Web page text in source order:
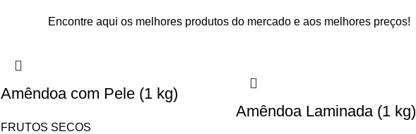
Encontre aqui os melhores produtos do mercado e aos melhores preços!
Amêndoa com Pele (1 kg)
FRUTOS SECOS
Amêndoa Laminada (1 kg)